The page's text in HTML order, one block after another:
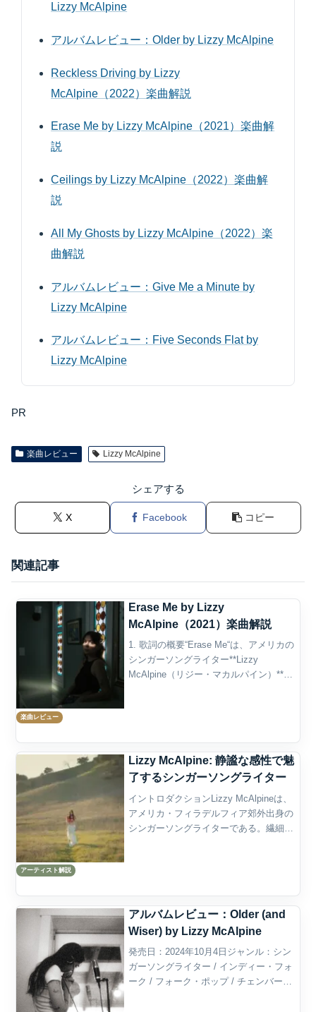
Lizzy McAlpine
アルバムレビュー：Older by Lizzy McAlpine
Reckless Driving by Lizzy
McAlpine（2022）楽曲解説
Erase Me by Lizzy McAlpine（2021）楽曲解
説
Ceilings by Lizzy McAlpine（2022）楽曲解
説
All My Ghosts by Lizzy McAlpine（2022）楽
曲解説
アルバムレビュー：Give Me a Minute by
Lizzy McAlpine
アルバムレビュー：Five Seconds Flat by
Lizzy McAlpine
PR
楽曲レビュー Lizzy McAlpine
シェアする
X Facebook コピー
関連記事
楽曲レビュー
Erase Me by Lizzy
McAlpine（2021）楽曲解説
1. 歌詞の概要“Erase Me“は、アメリカの
シンガーソングライター**Lizzy
McAlpine（リジー・マカルパイン）**が
アーティスト解説
Lizzy McAlpine: 静謐な感性で魅
了するシンガーソングライター
イントロダクションLizzy McAlpineは、
アメリカ・フィラデルフィア郊外出身の
シンガーソングライターである。繊細な
アルバムレビュー：Older (and
Wiser) by Lizzy McAlpine
発売日：2024年10月4日ジャンル：シン
ガーソングライター / インディー・フォ
ーク / フォーク・ポップ / チェンバー・